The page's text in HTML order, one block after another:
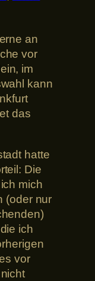
an
vor
im
kann
das
hatte
Die
mich
(oder nur
ich
vor